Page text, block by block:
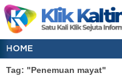
HOME
Tag: "Penemuan mayat"